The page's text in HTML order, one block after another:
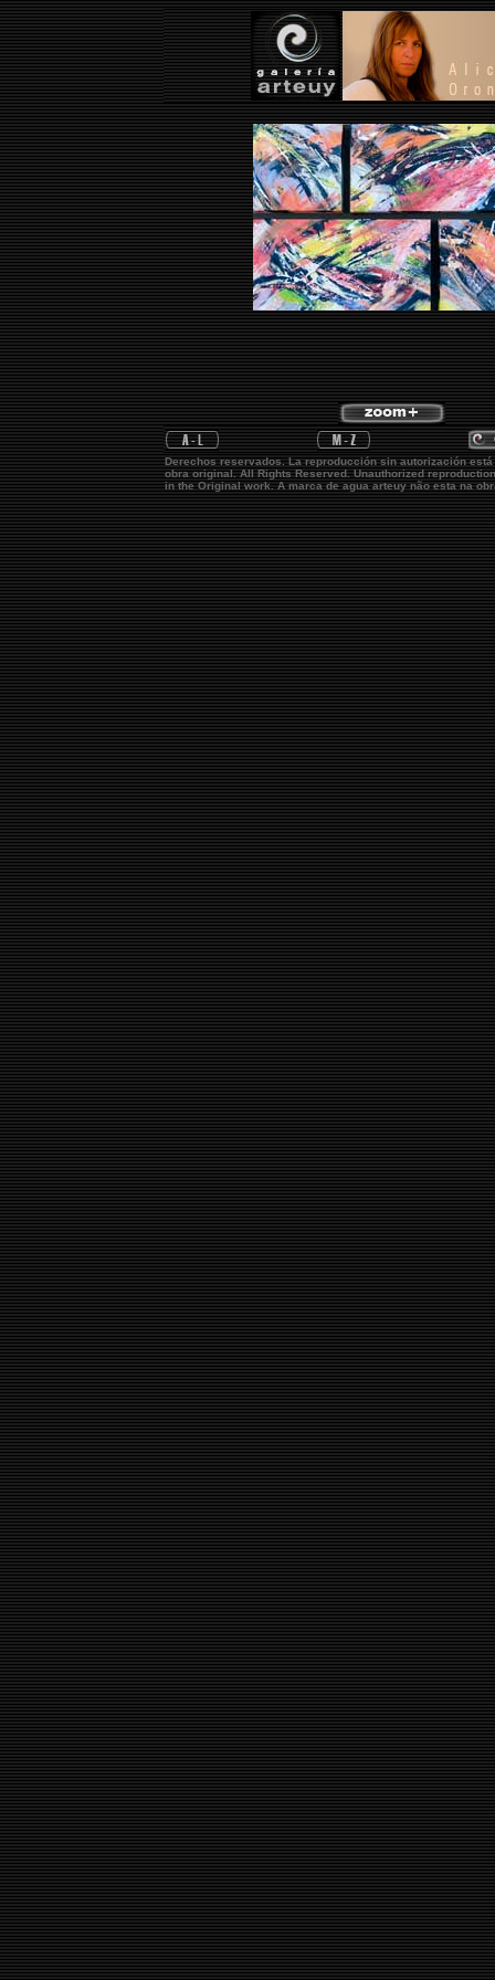
Derechos reservados. La reproducción sin autorización
obra original.All Rights Reserved. Unauthorized
in the Original work. A marca de aguaarteuynão esta na